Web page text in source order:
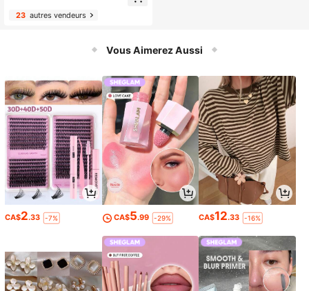
es voyages en avion, compatible av
ec tous les smartphones, peut être
23autres vendeurs
Vous Aimerez Aussi
CA$2.33 -7% CA$5.99 -29% CA$12.33 -16%